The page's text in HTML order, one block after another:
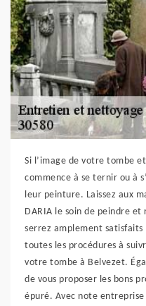
Si l’image de votre tombe
commence à se ternir ou à
leur peinture. Laissez aux
DARIA le soin de peindre
serrez amplement satisfaits
toutes les procédures à
votre tombe à Belvezet.
de vous proposer les bons
épuré. Avec note